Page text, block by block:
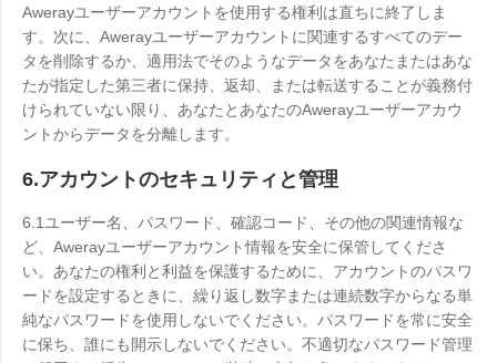
Awerayユーザーアカウントを使用する権利は直ちに終了しま
す。次に、Awerayユーザーアカウントに関連するすべてのデー
タを削除するか、適用法でそのようなデータをあなたまたはあな
たが指定した第三者に保持、返却、または転送することが義務付
けられていない限り、あなたとあなたのAwerayユーザーアカウ
ントからデータを分離します。
6.アカウントのセキュリティと管理
6.1ユーザー名、パスワード、確認コード、その他の関連情報な
ど、Awerayユーザーアカウント情報を安全に保管してくださ
い。あなたの権利と利益を保護するために、アカウントのパスワ
ードを設定するときに、繰り返し数字または連続数字からなる単
純なパスワードを使用しないでください。パスワードを常に安全
に保ち、誰にも開示しないでください。不適切なパスワード管理